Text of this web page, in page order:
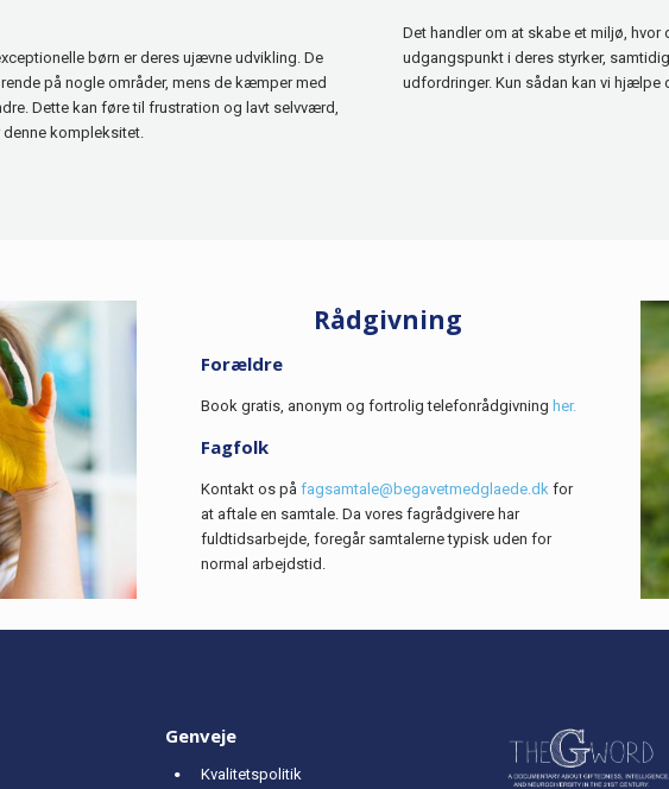
børn er deres ujævne udvikling. De
på nogle områder, mens de kæmper med
Dette kan føre til frustration og lavt selvværd,
kompleksitet.
Det handler om at skabe et miljø,
udgangspunkt i deres styrker,
udfordringer. Kun sådan kan vi
Rådgivning
Forældre
Book gratis, anonym og fortrolig telefonrådgivning her.
Fagfolk
Kontakt os på fagsamtale@begavetmedglaede.dkfor
at aftale en samtale. Da vores fagrådgivere har
fuldtidsarbejde, foregår samtalerne typisk uden for
normal arbejdstid.
Genveje
Kvalitetspolitik